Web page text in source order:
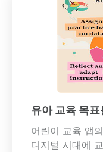
정신적 웰빙에
신체 안전 조치,
전을 강화하기
찰력을 얻으십
를 포함하여 모
을 창출하기 위
시오. 번창하는
전을 우선시하
유아 교육 목표
어린이 교육 앱
디지털 시대에